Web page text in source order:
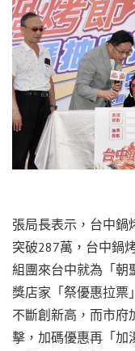
張局長表示，台中鍋
突破287萬，台中鍋
組團來台中就為「朝
獎店家「祭優惠拉票
不斷創新高，而市府
擊，加碼優惠再「加